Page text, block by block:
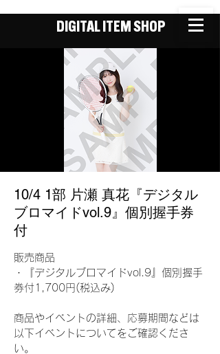
DIGITAL ITEM SHOP
10/4 1部 片瀬 真花『デジタル
ブロマイドvol.9』個別握手券
付
販売商品
・『デジタルブロマイドvol.9』個別握手
券付1,700円(税込み)
商品やイベントの詳細、応募期間などは
以下イベントについてをご確認くださ
い。